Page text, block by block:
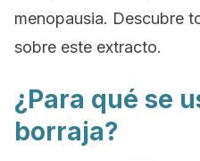
menopausia. Descubre
sobre este extracto.
¿Para qué se
borraja?